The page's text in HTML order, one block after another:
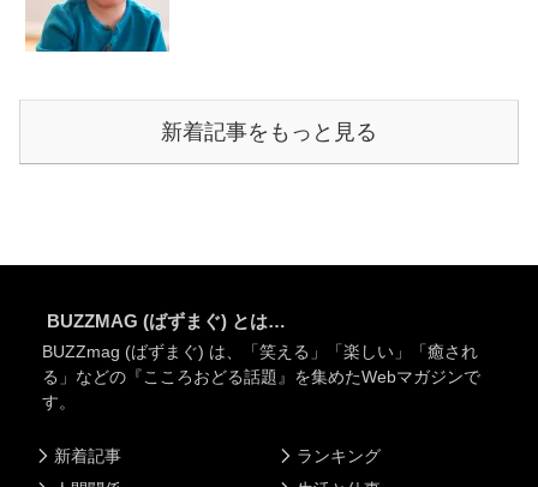
新着記事をもっと見る
BUZZMAG (ばずまぐ) とは…
BUZZmag (ばずまぐ) は、「笑える」「楽しい」「癒され
る」などの『こころおどる話題』を集めたWebマガジンで
す。
新着記事
ランキング